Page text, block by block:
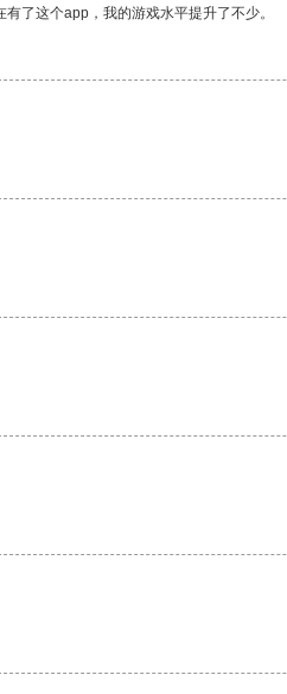
了这个app，我的游戏水平提升了不少。